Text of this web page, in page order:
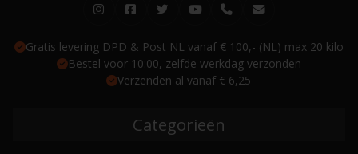
Gratis levering DPD & Post NL vanaf € 100,- (NL) max 20 kilo
Bestel voor 10:00, zelfde werkdag verzonden
Verzenden al vanaf € 6,25
Categorieën